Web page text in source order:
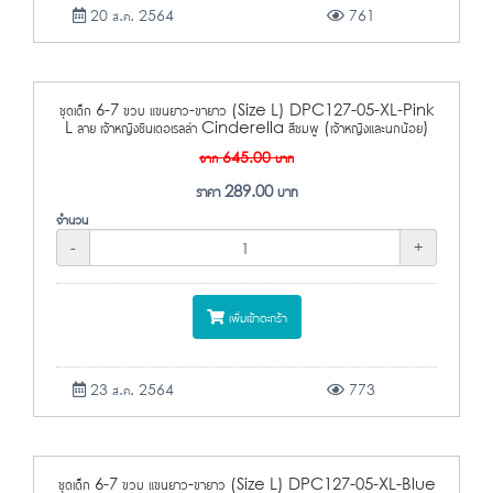
20 ส.ค. 2564 761
ชุดเด็ก 6-7 ขวบ แขนยาว-ขายาว (Size L) DPC127-05-XL-Pink
L ลาย เจ้าหญิงซินเดอเรลล่า Cinderella สีชมพู (เจ้าหญิงและนกน้อย)
จาก645.00บาท
ราคา289.00บาท
จำนวน
-
+
เพิ่มเข้าตะกร้า
23 ส.ค. 2564 773
ชุดเด็ก 6-7 ขวบ แขนยาว-ขายาว (Size L) DPC127-05-XL-Blue